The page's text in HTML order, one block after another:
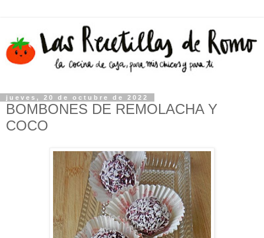
jueves, 20 de octubre de 2022
BOMBONES DE REMOLACHA Y
COCO